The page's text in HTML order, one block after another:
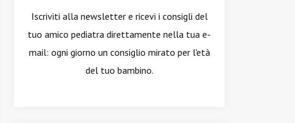
Iscriviti alla newslettere ricevi i consigli del
tuo amico pediatra direttamente nella tua e-
mail: ogni giorno un consiglio mirato per l'età
del tuo bambino.